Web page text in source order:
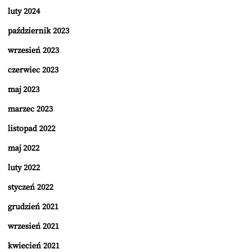
luty 2024
październik 2023
wrzesień 2023
czerwiec 2023
maj 2023
marzec 2023
listopad 2022
maj 2022
luty 2022
styczeń 2022
grudzień 2021
wrzesień 2021
kwiecień 2021